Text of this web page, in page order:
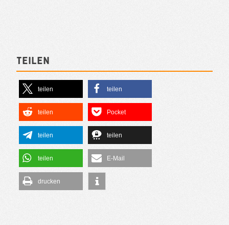
Teilen
teilen teilen
teilen Pocket
teilen teilen
teilen E-Mail
drucken